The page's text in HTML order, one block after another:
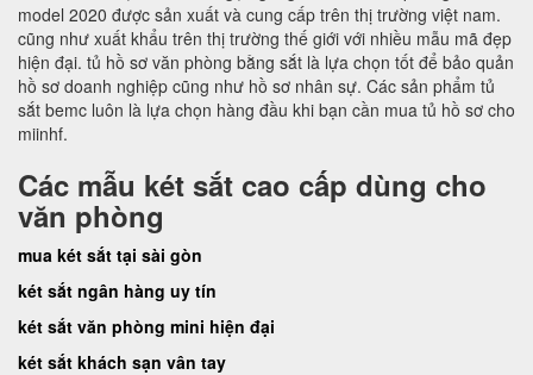
model 2020 được sản xuất và cung cấp trên thị trường việt nam.
cũng như xuất khẩu trên thị trường thế giới với nhiều mẫu mã đẹp
hiện đại. tủ hồ sơ văn phòng bằng sắt là lựa chọn tốt để bảo quản
hồ sơ doanh nghiệp cũng như hồ sơ nhân sự. Các sản phẩm tủ
sắt bemc luôn là lựa chọn hàng đầu khi bạn cần mua tủ hồ sơ cho
miinhf.
Các mẫu két sắt cao cấp dùng cho
văn phòng
mua két sắt tại sài gòn
két sắt ngân hàng uy tín
két sắt văn phòng mini hiện đại
két sắt khách sạn vân tay